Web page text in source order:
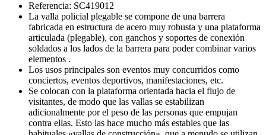
Referencia: SC419012
La valla policial plegable se compone de una barrera
fabricada en estructura de acero muy robusta y una plataforma
articulada (plegable), con ganchos y soportes de conexión
soldados a los lados de la barrera para poder combinar varios
elementos .
Los usos principales son eventos muy concurridos como
conciertos, eventos deportivos, manifestaciones, etc.
Se colocan con la plataforma orientada hacia el flujo de
visitantes, de modo que las vallas se estabilizan
adicionalmente por el peso de las personas que empujan
contra ellas. Esto las hace mucho más estables que las